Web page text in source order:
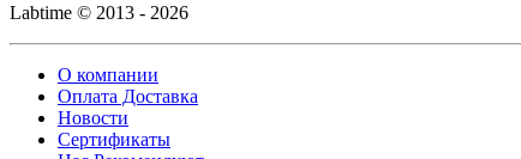
Labtime © 2013 - 2026
О компании
Оплата Доставка
Новости
Сертификаты